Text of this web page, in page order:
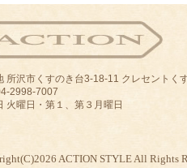
所沢市くすのき台3-18-11 クレセントく
2998-7007
火曜日・第１、第３月曜日
ACTION STYLE All Rights